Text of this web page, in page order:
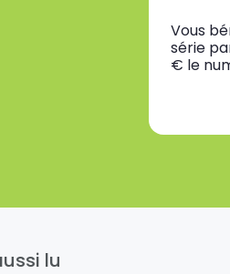
Vous
série
€ le
lu